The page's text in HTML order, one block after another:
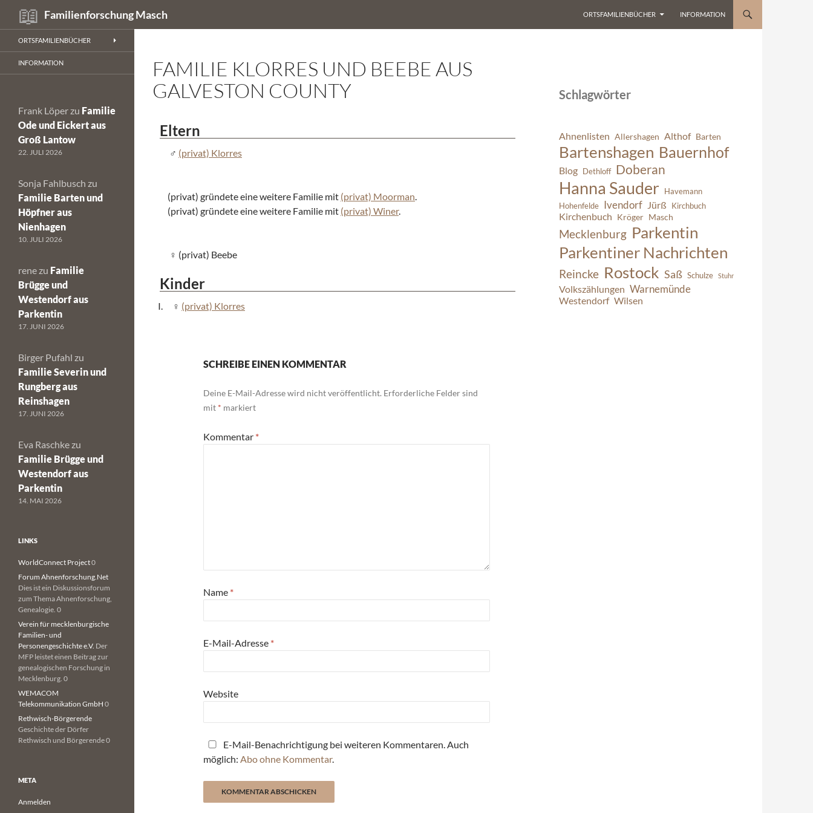
Inhalt
springen
Familienforschung Masch
Suchen
ORTSFAMILIENBÜCHER INFORMATION
FAMILIE KLORRES UND BEEBE AUS
GALVESTON COUNTY
Eltern
(privat) Klorres
(privat) gründete eine weitere Familie mit (privat) Moorman.
(privat) gründete eine weitere Familie mit (privat) Winer.
(privat) Beebe
Kinder
(privat) Klorres
SCHREIBE EINEN KOMMENTAR
Deine E-Mail-Adresse wird nicht veröffentlicht. Erforderliche Felder sind
mit * markiert
Kommentar *
Name *
E-Mail-Adresse *
Website
E-Mail-Benachrichtigung bei weiteren Kommentaren. Auch
möglich: Abo ohne Kommentar.
Schlagwörter
Ahnenlisten Allershagen Althof Barten
Bartenshagen Bauernhof
Blog Dethloff Doberan
Hanna Sauder
Havemann
Hohenfelde Ivendorf Jürß Kirchbuch
Kirchenbuch Kröger Masch
Mecklenburg Parkentin
Parkentiner Nachrichten
Reincke Rostock Saß Schulze Stuhr
Volkszählungen Warnemünde
Westendorf Wilsen
ORTSFAMILIENBÜCHER
INFORMATION
Frank Löper zu Familie
Ode und Eickert aus
Groß Lantow
22. JULI 2026
Sonja Fahlbusch zu
Familie Barten und
Höpfner aus
Nienhagen
10. JULI 2026
rene zu Familie
Brügge und
Westendorf aus
Parkentin
17. JUNI 2026
Birger Pufahl zu
Familie Severin und
Rungberg aus
Reinshagen
17. JUNI 2026
Eva Raschke zu
Familie Brügge und
Westendorf aus
Parkentin
14. MAI 2026
LINKS
WorldConnect Project0
Forum Ahnenforschung.Net
Dies ist ein Diskussionsforum
zum Thema Ahnenforschung,
Genealogie. 0
Verein für mecklenburgische
Familien- und
Personengeschichte e.V. Der
MFP leistet einen Beitrag zur
genealogischen Forschung in
Mecklenburg. 0
WEMACOM
Telekommunikation GmbH 0
Rethwisch-Börgerende
Geschichte der Dörfer
Rethwisch und Börgerende 0
META
Anmelden